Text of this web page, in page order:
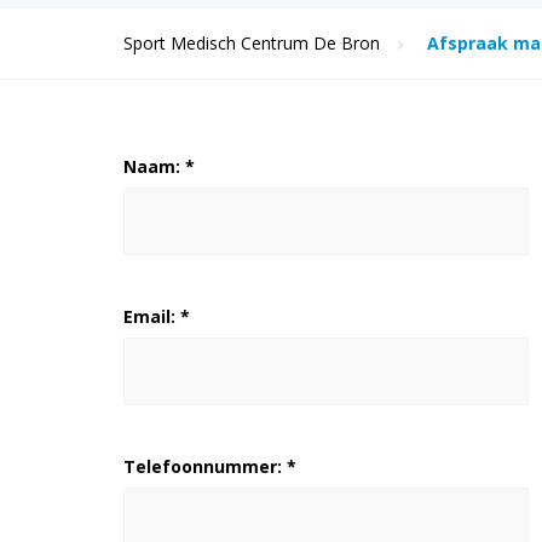
Sport Medisch Centrum De Bron Afspraak
Naam: *
Email: *
Telefoonnummer: *